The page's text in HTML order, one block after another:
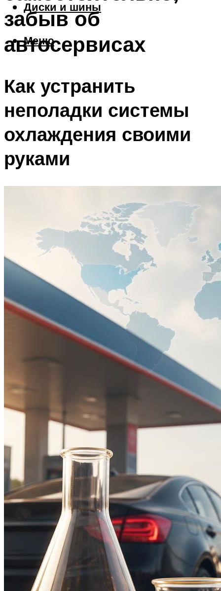
Диски и шины
Меню
забыв об
автосервисах
Как устранить
неполадки системы
охлаждения своими
руками